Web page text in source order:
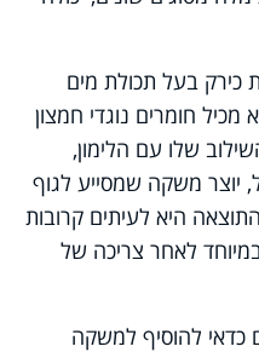
כירק בעל תכולת מים
אחוזים, והוא מכיל חומרים נוגדי חמצון
שלו עם הלימון,
יוצר משקה שמסייע לגוף
היא לעיתים קרובות
לאחר צריכה של
להוסיף למשקה